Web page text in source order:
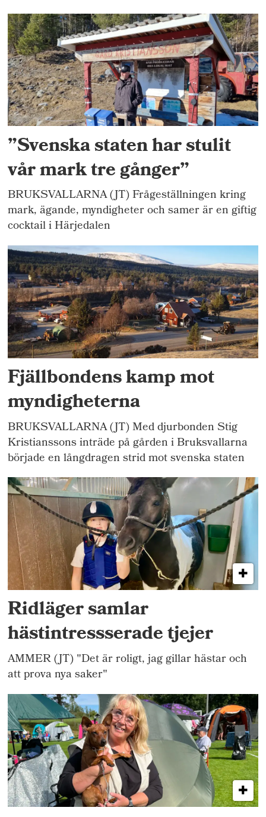
”Svenska staten har stulit
vår mark tre gånger”
BRUKSVALLARNA (JT) Frågeställningen kring
mark, ägande, myndigheter och samer är en giftig
cocktail i Härjedalen
Fjällbondens kamp mot
myndigheterna
BRUKSVALLARNA (JT) Med djurbonden Stig
Kristianssons inträde på gården i Bruksvallarna
började en långdragen strid mot svenska staten
Ridläger samlar
hästintressserade tjejer
AMMER (JT) "Det är roligt, jag gillar hästar och
att prova nya saker"